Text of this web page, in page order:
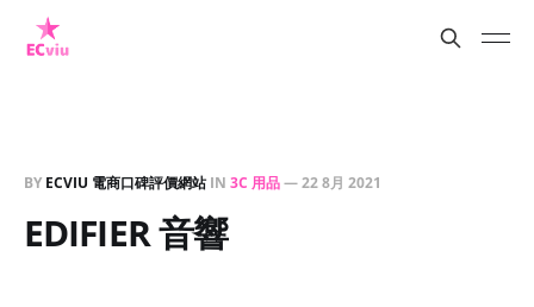
BY ECVIU 電商口碑評價網站IN 3C 用品—22 8月 2021
EDIFIER 音響